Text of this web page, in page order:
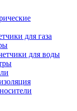
для газа
для воды